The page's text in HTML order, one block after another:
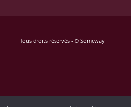
Tous droits réservés - © Someway